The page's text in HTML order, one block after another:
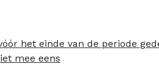
het einde van de periode
mee eens